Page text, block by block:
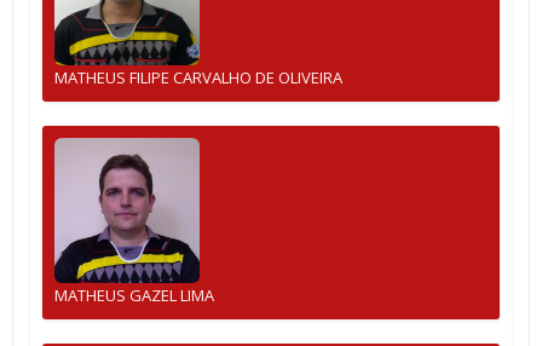
MATHEUS FILIPE CARVALHO DE OLIVEIRA
MATHEUS GAZEL LIMA